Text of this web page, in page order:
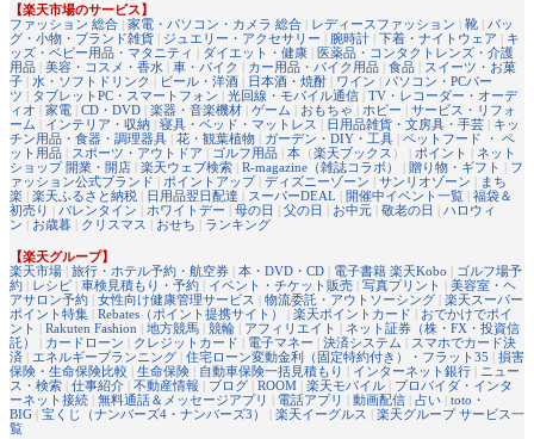
【楽天市場のサービス】
ファッション 総合 | 家電・パソコン・カメラ 総合 | レディースファッション | 靴 | バッ
グ・小物・ブランド雑貨 | ジュエリー・アクセサリー | 腕時計 | 下着・ナイトウェア | キ
ッズ・ベビー用品・マタニティ | ダイエット・健康 | 医薬品・コンタクトレンズ・介護
用品 | 美容・コスメ・香水 | 車・バイク | カー用品・バイク用品 | 食品 | スイーツ・お菓
子 | 水・ソフトドリンク | ビール・洋酒 | 日本酒・焼酎 | ワイン | パソコン・PCパー
ツ | タブレットPC・スマートフォン | 光回線・モバイル通信 | TV・レコーダー・オーデ
ィオ | 家電 | CD・DVD | 楽器・音楽機材 | ゲーム | おもちゃ | ホビー | サービス・リフォ
ーム | インテリア・収納 | 寝具・ベッド・マットレス | 日用品雑貨・文房具・手芸 | キッ
チン用品・食器・調理器具 | 花・観葉植物 | ガーデン・DIY・工具 | ペットフード ・ ペ
ット用品 | スポーツ・アウトドア | ゴルフ用品 | 本 （楽天ブックス ） | ポイント | ネット
ショップ 開業・開店 | 楽天ウェブ検索 | R-magazine（雑誌コラボ） | 贈り物・ギフト | フ
ァッション公式ブランド | ポイントアップ| ディズニーゾーン | サンリオゾーン | まち
楽 | 楽天ふるさと納税 | 日用品翌日配達 | スーパーDEAL | 開催中イベント一覧 | 福袋＆
初売り | バレンタイン | ホワイトデー | 母の日 | 父の日 | お中元 | 敬老の日 | ハロウィ
ン | お歳暮 | クリスマス | おせち | ランキング
【楽天グループ】
楽天市場 | 旅行・ホテル予約・航空券 | 本・DVD・CD | 電子書籍 楽天Kobo | ゴルフ場予
約 | レシピ | 車検見積もり・予約 | イベント・チケット販売 | 写真プリント | 美容室・ヘ
アサロン予約 | 女性向け健康管理サービス | 物流委託・アウトソーシング | 楽天スーパー
ポイント特集 | Rebates（ポイント提携サイト） | 楽天ポイントカード | おでかけでポイ
ント | Rakuten Fashion | 地方競馬 | 競輪 | アフィリエイト | ネット証券（株・FX・投資信
託）
| カードローン | クレジットカード | 電子マネー | 決済システム | スマホでカード決
済 | エネルギープランニング | 住宅ローン変動金利（固定特約付き）・フラット35 | 損害
保険・生命保険比較 | 生命保険 | 自動車保険一括見積もり | インターネット銀行 | ニュー
ス・検索 | 仕事紹介 | 不動産情報 | ブログ | ROOM | 楽天モバイル | プロバイダ・インタ
ーネット接続 | 無料通話＆メッセージアプリ | 電話アプリ | 動画配信 | 占い | toto・
BIG | 宝くじ（ナンバーズ4・ナンバーズ3） | 楽天イーグルス | 楽天グループ サービス一
覧